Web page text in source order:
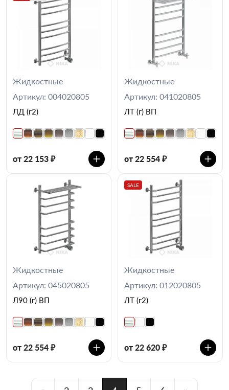
Жидкостные
Артикул: 004020805
ЛД (г2)
от 22 153 ₽
Жидкостные
Артикул: 041020805
ЛТ (г) ВП
от 22 554 ₽
Жидкостные
Артикул: 045020805
Л90 (г) ВП
от 22 554 ₽
SALE
Жидкостные
Артикул: 012020805
ЛТ (г2)
от 22 620 ₽